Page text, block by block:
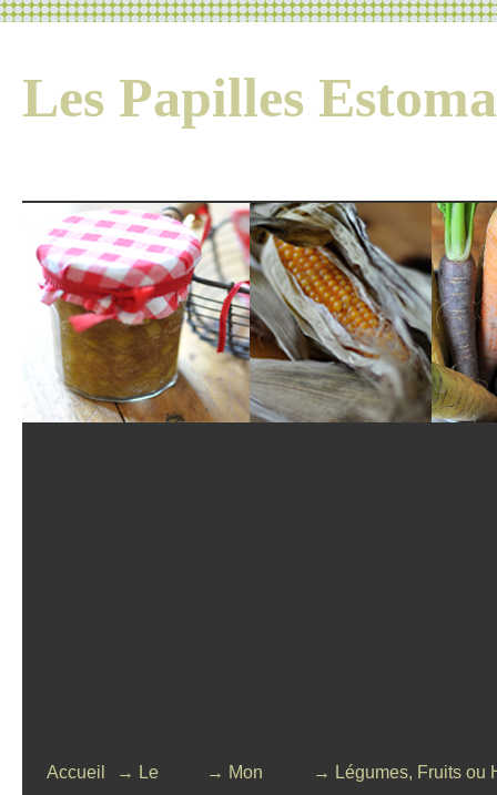
Les Papilles
Accueil
→ Le
→ Mon
→ Légumes, Fruits ou